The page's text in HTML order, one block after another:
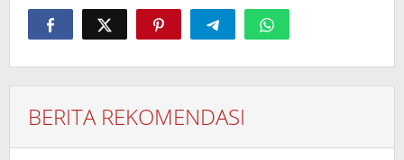
BERITA REKOMENDASI